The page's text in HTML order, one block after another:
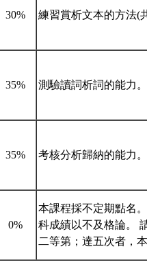
30% 練習賞析文本的方法(
35% 測驗讀詞析詞的能力
35% 考核分析歸納的能力
0%
本課程採不定期點名
科成績以不及格論。
二等第；達五次者，